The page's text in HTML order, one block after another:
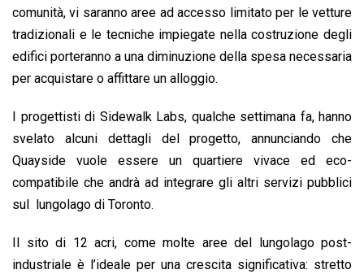
comunità, vi saranno aree ad accesso limitato per le vetture
tradizionali e le tecniche impiegate nella costruzione degli
edifici porteranno a una diminuzione della spesa necessaria
per acquistare o affittare un alloggio.
I progettisti di Sidewalk Labs, qualche settimana fa, hanno
svelato alcuni dettagli del progetto, annunciando che
Quayside vuole essere un quartiere vivace ed eco-
compatibile che andrà ad integrare gli altri servizi pubblici
sul lungolago di Toronto.
Il sito di 12 acri, come molte aree del lungolago post-
industriale è l’ideale per una crescita significativa: stretto